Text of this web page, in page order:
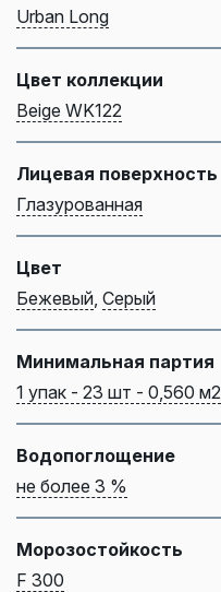
Urban Long
Цвет коллекции
Beige WK122
Лицевая поверхность
Глазурованная
Цвет
Бежевый Серый
Минимальная партия
1 упак - 23 шт - 0,560 м2
Водопоглощение
не более 3 %
Морозостойкость
F 300